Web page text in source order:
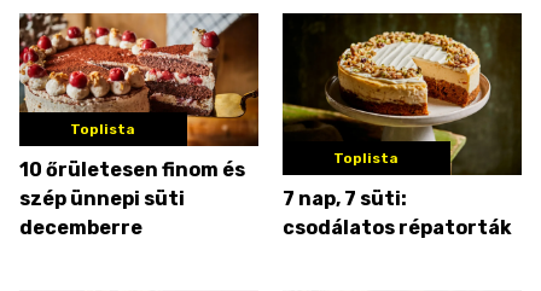
Toplista
10 őrületesen finom és
szép ünnepi süti
decemberre
Toplista
7 nap, 7 süti:
csodálatos répatorták